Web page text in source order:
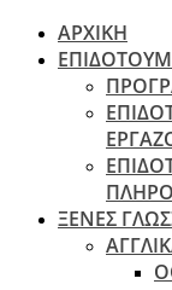
ΑΡΧΙΚΗ
ΞΕΝΕΣ